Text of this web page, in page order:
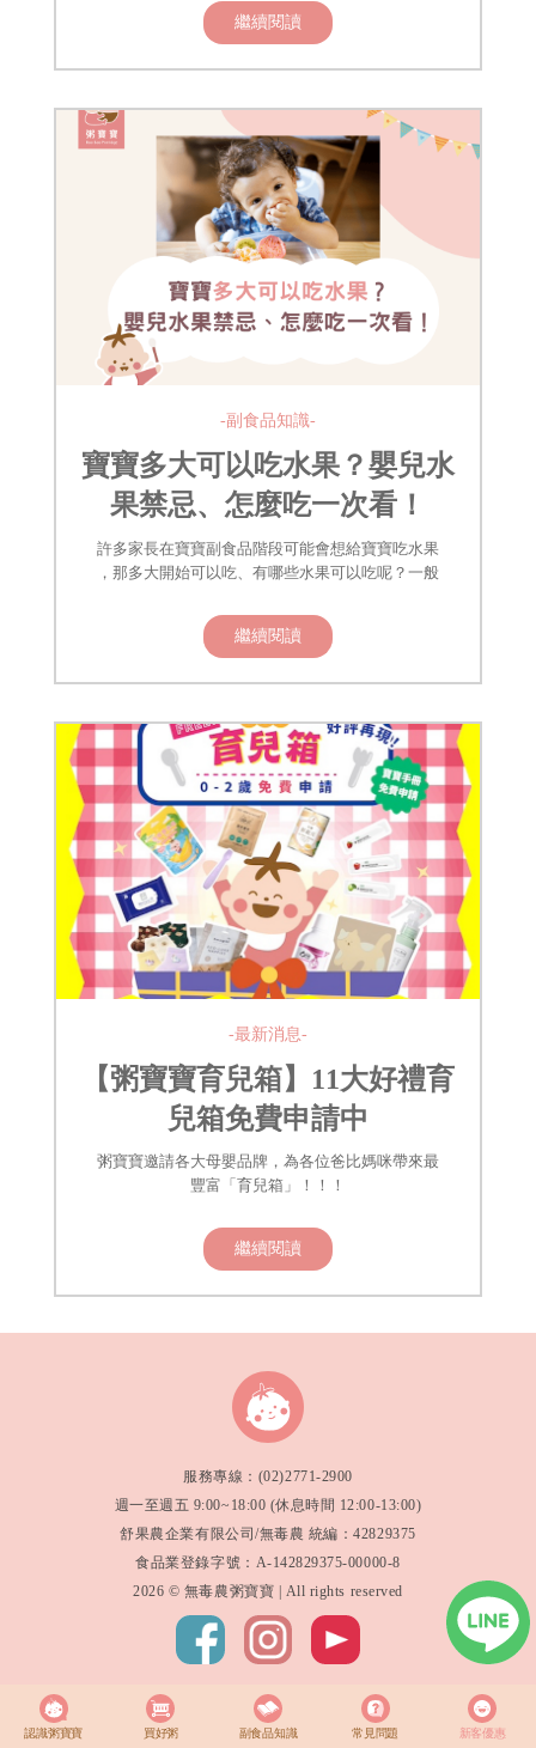
繼續閱讀
-副食品知識-
寶寶多大可以吃水果？嬰兒水
果禁忌、怎麼吃一次看！
許多家長在寶寶副食品階段可能會想給寶寶吃水果
，那多大開始可以吃、有哪些水果可以吃呢？一般
繼續閱讀
-最新消息-
【粥寶寶育兒箱】11大好禮育
兒箱免費申請中
粥寶寶邀請各大母嬰品牌，為各位爸比媽咪帶來最
豐富「育兒箱」！！！
繼續閱讀
服務專線：(02)2771-2900
週一至週五 9:00~18:00 (休息時間 12:00-13:00)
舒果農企業有限公司/無毒農 統編：42829375
食品業登錄字號：A-142829375-00000-8
2026 © 無毒農粥寶寶 | All rights reserved
認識粥寶寶 買好粥 副食品知識 常見問題 新客優惠